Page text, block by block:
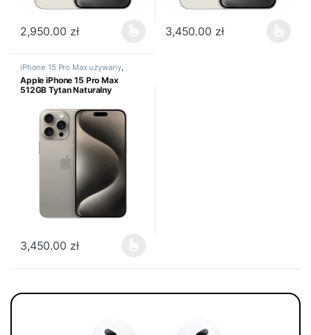
2,950.00 zł
Ten produkt ma wiele wariantów. Opcje można wybrać na
3,450.00 zł
Ten produkt ma wiele
iPhone 15 Pro Max używany,
iPhone używany
Apple iPhone 15 Pro Max
512GB Tytan Naturalny
3,450.00 zł
Ten produkt ma wiele wariantów. Opcje można wybrać na